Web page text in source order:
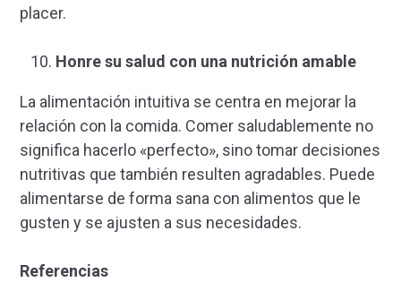
placer.
Honre su salud con una nutrición amable
La alimentación intuitiva se centra en mejorar la
relación con la comida. Comer saludablemente no
significa hacerlo «perfecto», sino tomar decisiones
nutritivas que también resulten agradables. Puede
alimentarse de forma sana con alimentos que le
gusten y se ajusten a sus necesidades.
Referencias